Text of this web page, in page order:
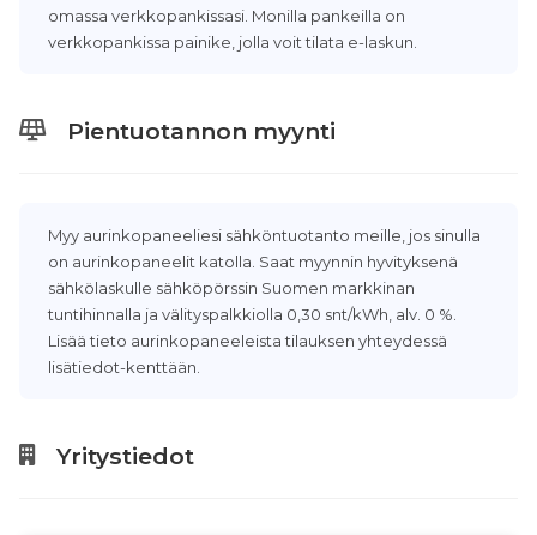
omassa verkkopankissasi. Monilla pankeilla on
verkkopankissa painike, jolla voit tilata e-laskun.
Pientuotannon myynti
Myy aurinkopaneeliesi sähköntuotanto meille, jos sinulla
on aurinkopaneelit katolla. Saat myynnin hyvityksenä
sähkölaskulle sähköpörssin Suomen markkinan
tuntihinnalla ja välityspalkkiolla 0,30 snt/kWh, alv. 0 %.
Lisää tieto aurinkopaneeleista tilauksen yhteydessä
lisätiedot-kenttään.
Yritystiedot